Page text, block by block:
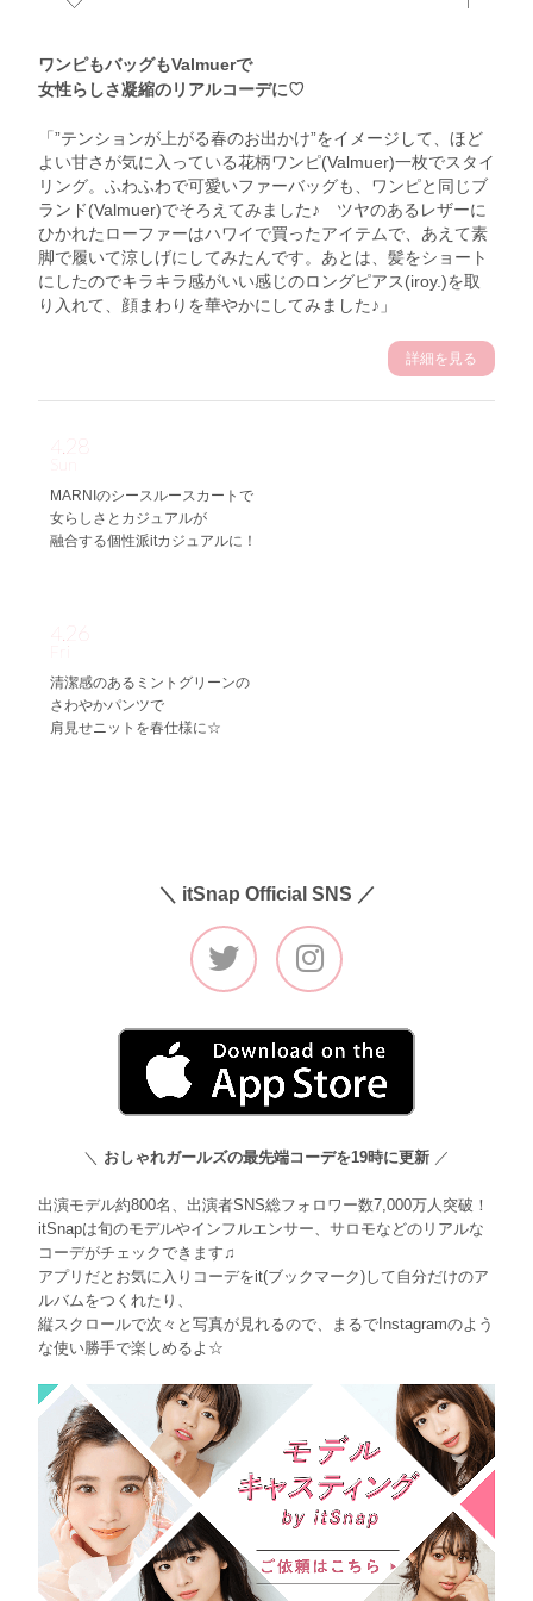
ワンピもバッグもValmuerで
女性らしさ凝縮のリアルコーデに♡
「”テンションが上がる春のお出かけ”をイメージして、ほど
よい甘さが気に入っている花柄ワンピ(Valmuer)一枚でスタイ
リング。ふわふわで可愛いファーバッグも、ワンピと同じブ
ランド(Valmuer)でそろえてみました♪ ツヤのあるレザーに
ひかれたローファーはハワイで買ったアイテムで、あえて素
脚で履いて涼しげにしてみたんです。あとは、髪をショート
にしたのでキラキラ感がいい感じのロングピアス(iroy.)を取
り入れて、顔まわりを華やかにしてみました♪」
詳細を見る
4.28
MARNIのシースルースカートで
女らしさとカジュアルが
融合する個性派itカジュアルに！
4.26
Fri
清潔感のあるミントグリーンの
さわやかパンツで
肩見せニットを春仕様に☆
＼ itSnap Official SNS ／
＼ おしゃれガールズの最先端コーデを19時に更新 ／
出演モデル約800名、出演者SNS総フォロワー数7,000万人突破！
itSnapは旬のモデルやインフルエンサー、サロモなどのリアルな
コーデがチェックできます♫
アプリだとお気に入りコーデをit(ブックマーク)して自分だけのア
ルバムをつくれたり、
縦スクロールで次々と写真が見れるので、まるでInstagramのよう
な使い勝手で楽しめるよ☆